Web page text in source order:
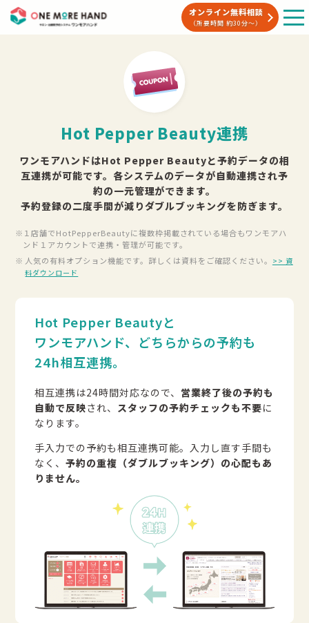
オンライン無料相談
（所要時間 約30分〜）
Hot Pepper Beauty連携
ワンモアハンドはHot Pepper Beautyと予約データの相
互連携が可能です。 各システムのデータが自動連携され予
約の一元管理ができます。
予約登録の二度手間が減りダブルブッキングを防ぎます。
１店舗でHotPepperBeautyに複数枠掲載されている場合もワンモアハ
ンド１アカウントで連携・管理が可能です。
人気の有料オプション機能です。詳しくは資料をご確認ください。 >> 資
料ダウンロード
Hot Pepper Beautyと
ワンモアハンド、どちらからの予約も
24h相互連携。
相互連携は24時間対応なので、 営業終了後の予約も
自動で反映され、 スタッフの予約チェックも不要に
なります。
手入力での予約も相互連携可能。入力し直す手間も
なく、予約の重複（ダブルブッキング）の心配もあ
りません。